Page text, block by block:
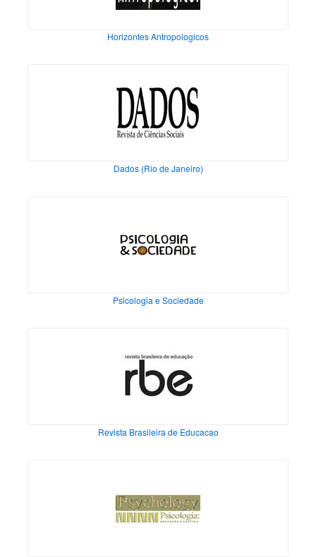
Horizontes Antropologicos
Dados (Rio de Janeiro)
Psicologia e Sociedade
Revista Brasileira de Educacao